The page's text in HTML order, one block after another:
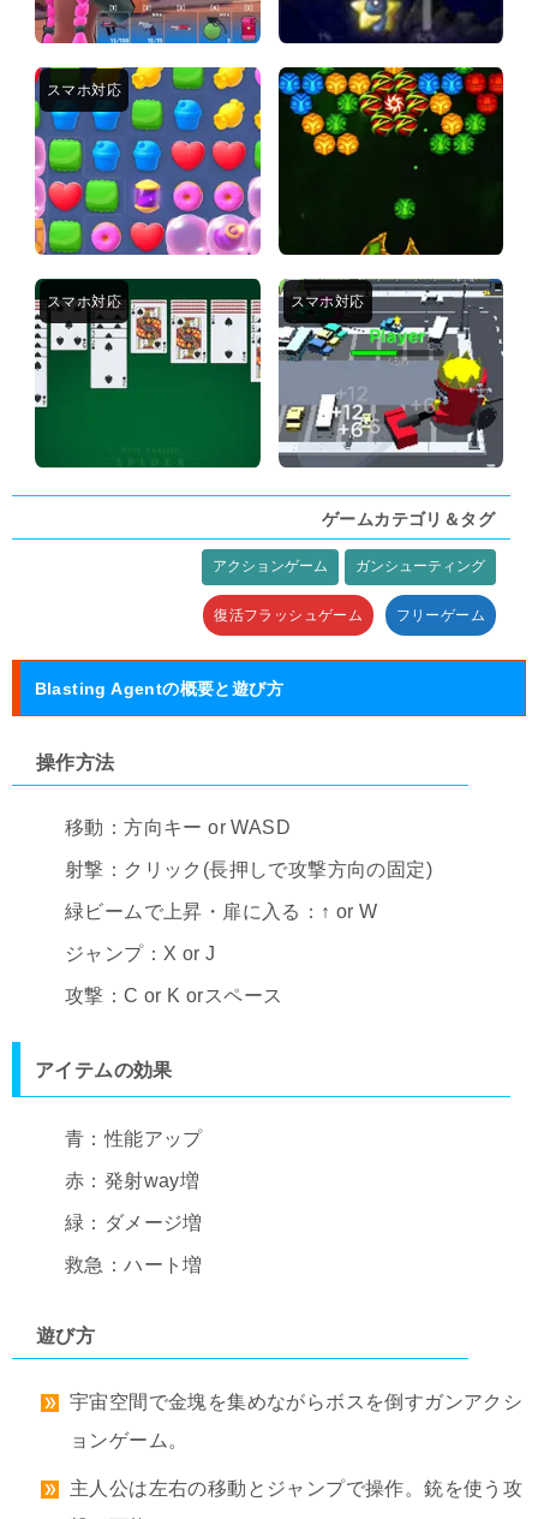
ゲームカテゴリ＆タグ
アクションゲーム ガンシューティング
復活フラッシュゲーム フリーゲーム
Blasting Agentの概要と遊び方
操作方法
移動：方向キー or WASD
射撃：クリック(長押しで攻撃方向の固定)
緑ビームで上昇・扉に入る：↑ or W
ジャンプ：X or J
攻撃：C or K orスペース
アイテムの効果
青：性能アップ
赤：発射way増
緑：ダメージ増
救急：ハート増
遊び方
宇宙空間で金塊を集めながらボスを倒すガンアクシ
ョンゲーム。
主人公は左右の移動とジャンプで操作。銃を使う攻